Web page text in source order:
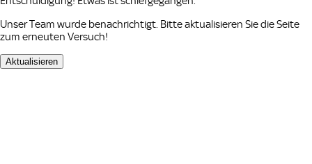
Unser Team wurde benachrichtigt. Bitte aktualisieren Sie die Seite
zum erneuten Versuch!
Aktualisieren